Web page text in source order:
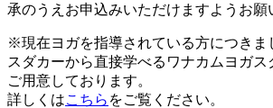
承のうえお申込みいただけますようお願
※現在ヨガを指導されている方につきま
スダカーから直接学べるワナカムヨガス
ご用意しております。
詳しくはこちら をご覧ください。